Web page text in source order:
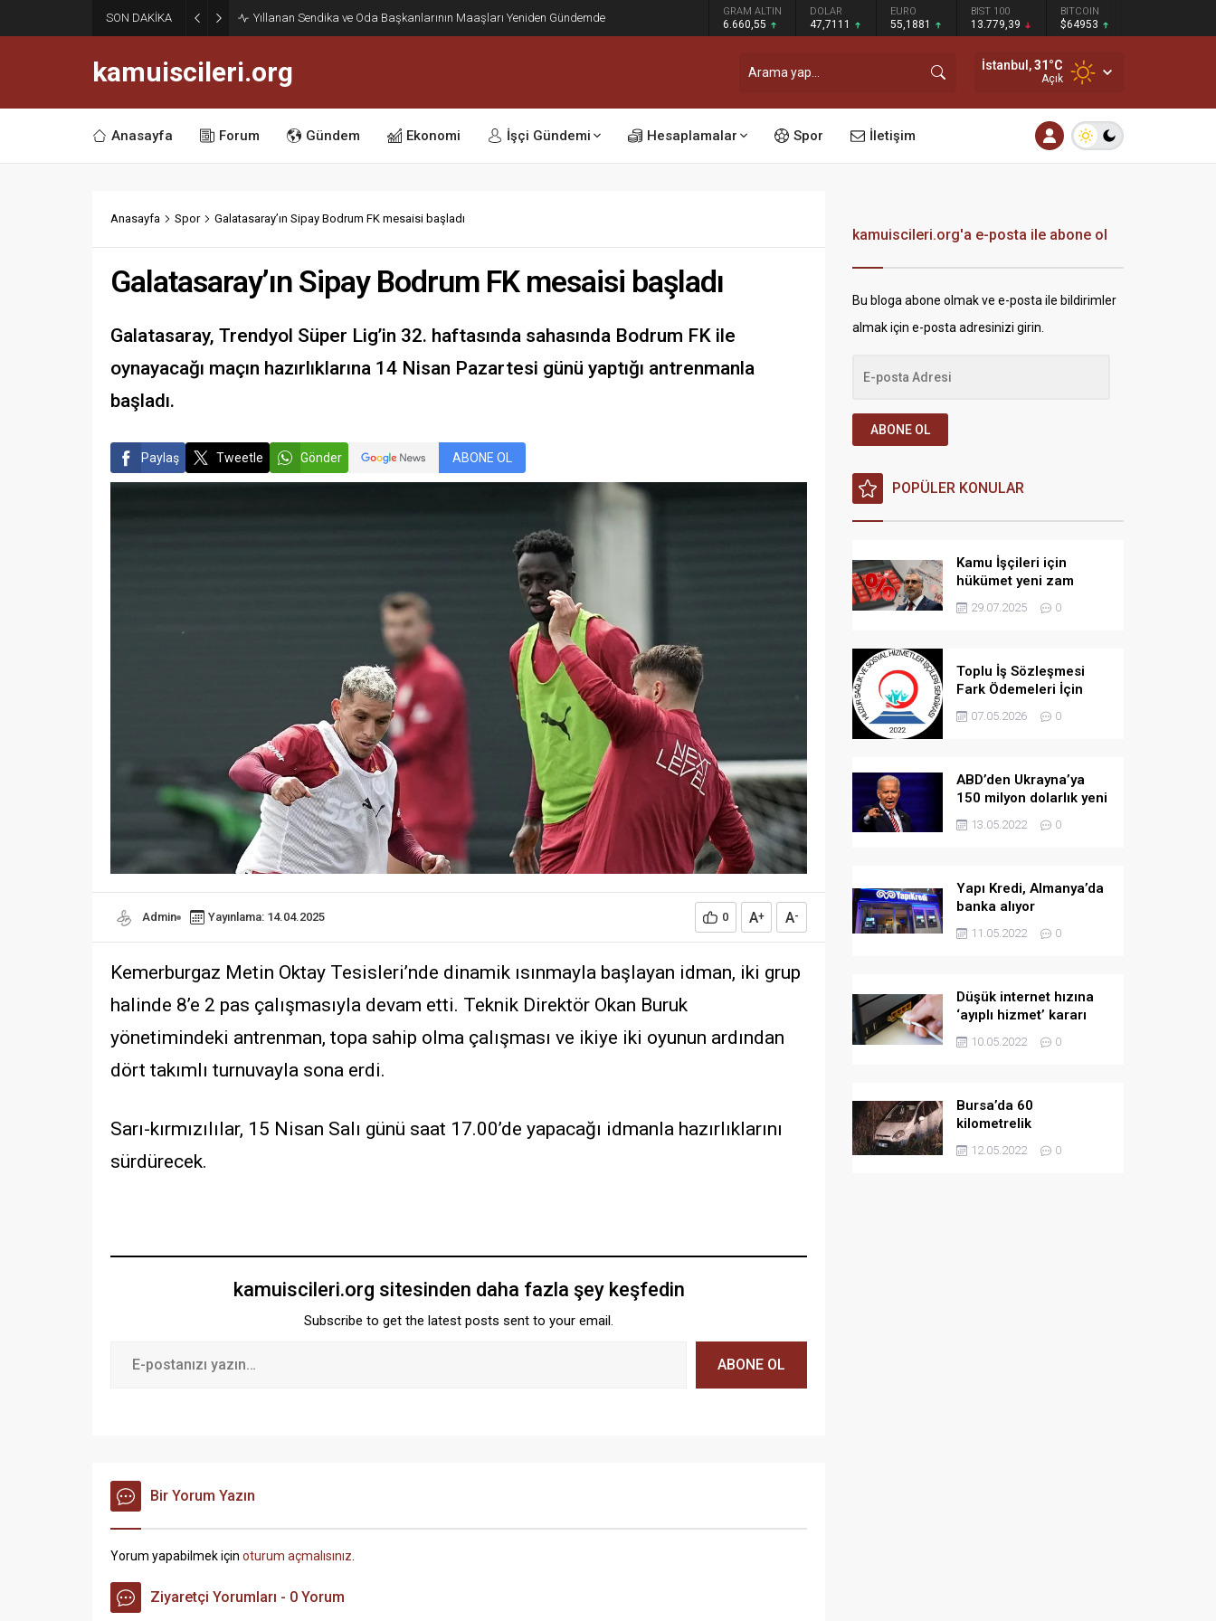
SON DAKİKA
Haziran Enflasyonu Açıklandı: Ocak ve Temmuz Zam Dönemi Olan Kamu
İşçilerine Yüzde 13,76 Zam Kesinleşti
GRAM ALTIN
6.660,55
DOLAR
47,7111
EURO
55,1881
BIST 100
13.779,39
BITCOIN
$64953
kamuiscileri.org İstanbul,31°C
Açık
Anasayfa Forum Gündem Ekonomi İşçi Gündemi Hesaplamalar Spor İletişim
Anasayfa Spor Galatasaray’ın Sipay Bodrum FK mesaisi başladı
Galatasaray’ın Sipay Bodrum FK mesaisi başladı
Galatasaray, Trendyol Süper Lig’in 32. haftasında sahasında Bodrum FK ile
oynayacağı maçın hazırlıklarına 14 Nisan Pazartesi günü yaptığı antrenmanla
başladı.
Paylaş Tweetle Gönder ABONE OL
Admin Yayınlama: 14.04.2025 0 A+ A-
Kemerburgaz Metin Oktay Tesisleri’nde dinamik ısınmayla başlayan idman, iki grup
halinde 8’e 2 pas çalışmasıyla devam etti. Teknik Direktör Okan Buruk
yönetimindeki antrenman, topa sahip olma çalışması ve ikiye iki oyunun ardından
dört takımlı turnuvayla sona erdi.
Sarı-kırmızılılar, 15 Nisan Salı günü saat 17.00’de yapacağı idmanla hazırlıklarını
sürdürecek.
kamuiscileri.org sitesinden daha fazla şey keşfedin
Subscribe to get the latest posts sent to your email.
ABONE OL
Bir Yorum Yazın
Yorum yapabilmek için oturum açmalısınız
Ziyaretçi Yorumları - 0 Yorum
kamuiscileri.org'a e-posta ile abone ol
Bu bloga abone olmak ve e-posta ile bildirimler
almak için e-posta adresinizi girin.
ABONE OL
POPÜLER KONULAR
Kamu İşçileri için
hükümet yeni zam
teklifi verdi iddiası!
29.07.2025 0
Toplu İş Sözleşmesi
Fark Ödemeleri İçin
Açılan Davada Yeni
Gelişme: Bilirkişi
07.05.2026 0
ABD’den Ukrayna’ya
150 milyon dolarlık yeni
askeri yardım
13.05.2022 0
Yapı Kredi, Almanya’da
banka alıyor
11.05.2022 0
Düşük internet hızına
‘ayıplı hizmet’ kararı
10.05.2022 0
Bursa’da 60
kilometrelik
kovalamaca!
12.05.2022 0